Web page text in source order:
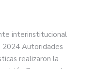
interinstitucional
2024 Autoridades
realizaron la